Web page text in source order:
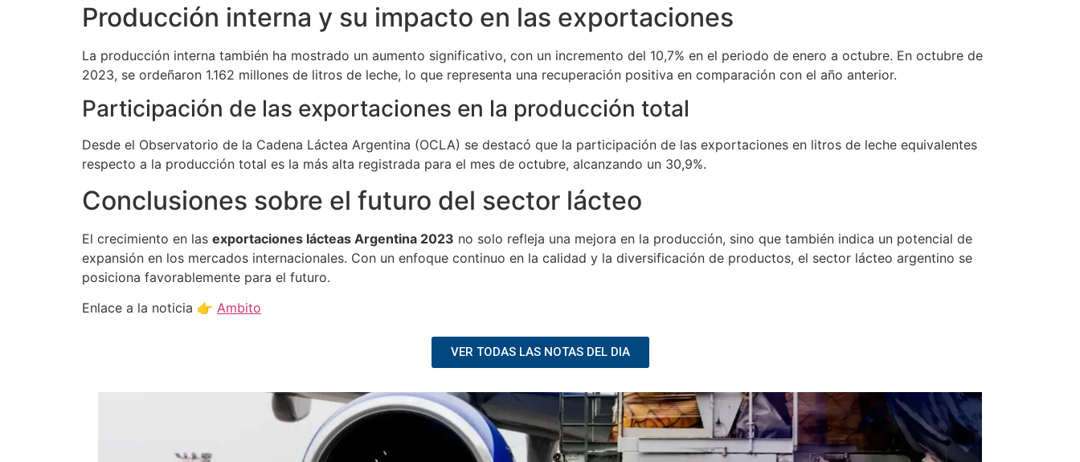
Producción interna y su impacto en las exportaciones
La producción interna también ha mostrado un aumento significativo, con un incremento del 10,7% en el periodo de enero a octubre. En octubre de
2023, se ordeñaron 1.162 millones de litros de leche, lo que representa una recuperación positiva en comparación con el año anterior.
Participación de las exportaciones en la producción total
Desde el Observatorio de la Cadena Láctea Argentina (OCLA) se destacó que la participación de las exportaciones en litros de leche equivalentes
respecto a la producción total es la más alta registrada para el mes de octubre, alcanzando un 30,9%.
Conclusiones sobre el futuro del sector lácteo
El crecimiento en las exportaciones lácteas Argentina 2023 no solo refleja una mejora en la producción, sino que también indica un potencial de
expansión en los mercados internacionales. Con un enfoque continuo en la calidad y la diversificación de productos, el sector lácteo argentino se
posiciona favorablemente para el futuro.
Enlace a la noticia 👉 Ambito
VER TODAS LAS NOTAS DEL DIA